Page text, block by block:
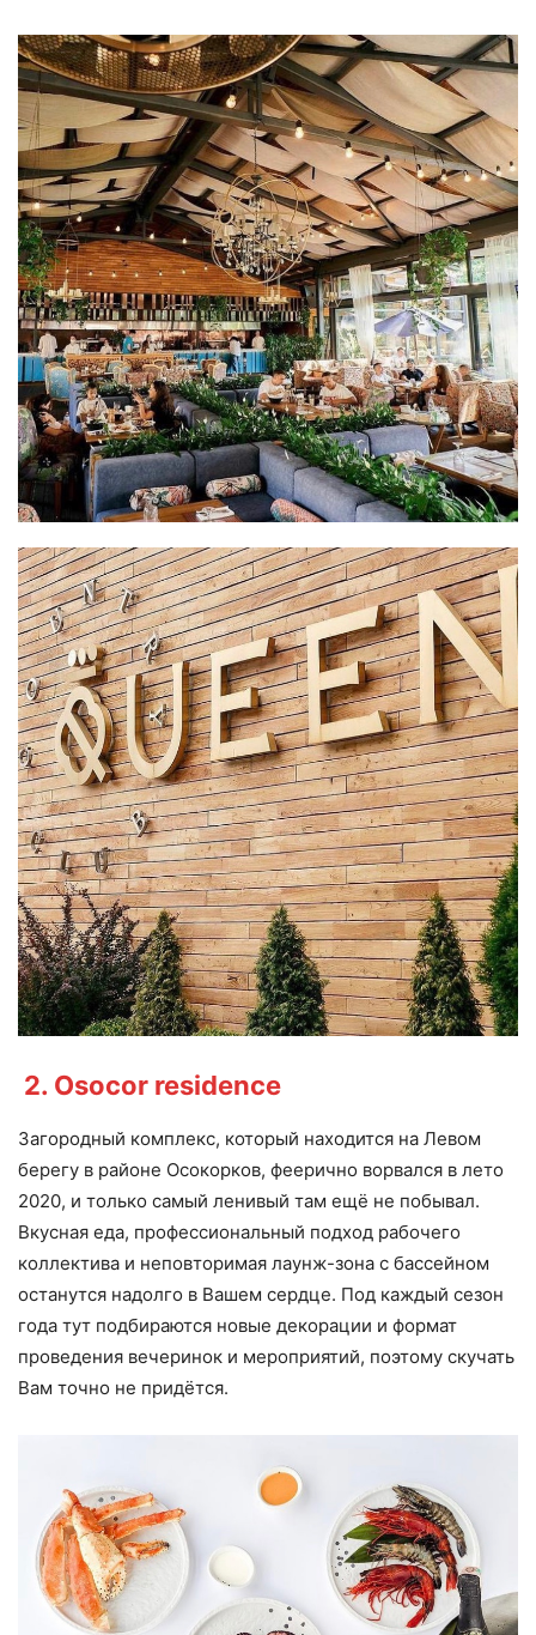
2. Osocor residence
Загородный комплекс, который находится на Левом
берегу в районе Осокорков, феерично ворвался в лето
2020, и только самый ленивый там ещё не побывал.
Вкусная еда, профессиональный подход рабочего
коллектива и неповторимая лаунж-зона с бассейном
останутся надолго в Вашем сердце. Под каждый сезон
года тут подбираются новые декорации и формат
проведения вечеринок и мероприятий, поэтому скучать
Вам точно не придётся.